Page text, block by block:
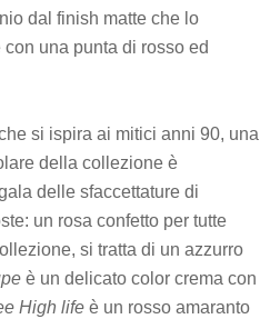
dal finish matte che lo
una punta di rosso ed
si ispira ai mitici anni 90, una
della collezione è
delle sfaccettature di
un rosa confetto per tutte
si tratta di un azzurro
è un delicato color crema con
High life è un rosso amaranto